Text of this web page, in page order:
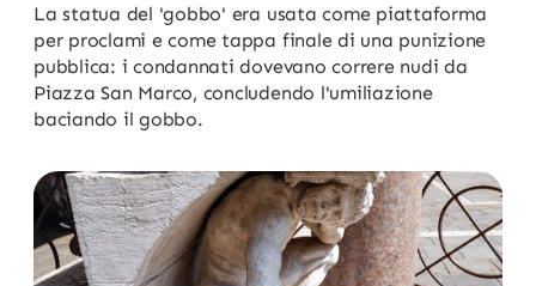
La statua del 'gobbo' era usata come piattaforma
per proclami e come tappa finale di una punizione
pubblica: i condannati dovevano correre nudi da
Piazza San Marco, concludendo l'umiliazione
baciando il gobbo.